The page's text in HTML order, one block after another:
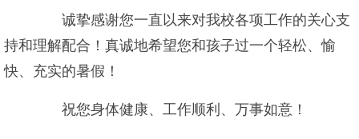
诚挚感谢您一直以来对我校各项工作的关心支
持和理解配合！真诚地希望您和孩子过一个轻松、愉
快、充实的暑假！
祝您身体健康、工作顺利、万事如意！